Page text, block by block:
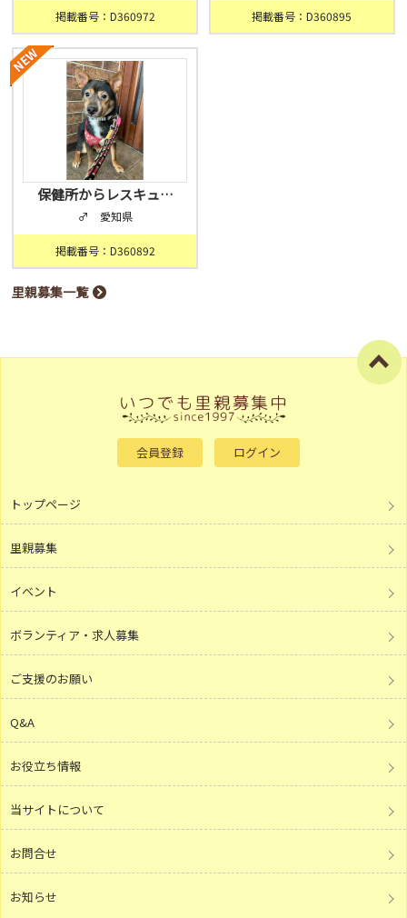
掲載番号：D360972 掲載番号：D360895
保健所からレスキュ…
♂ 愛知県
掲載番号：D360892
里親募集一覧
会員登録 ログイン
トップページ
里親募集
イベント
ボランティア・求人募集
ご支援のお願い
Q&A
お役立ち情報
当サイトについて
お問合せ
お知らせ